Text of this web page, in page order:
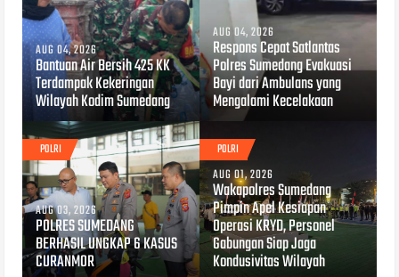
AUG 04, 2026
Bantuan Air Bersih 425 KK
Terdampak Kekeringan
Wilayah Kodim Sumedang
AUG 04, 2026
Respons Cepat Satlantas
Polres Sumedang Evakuasi
Bayi dari Ambulans yang
Mengalami Kecelakaan
POLRI
AUG 03, 2026
POLRES SUMEDANG
BERHASIL UNGKAP 6 KASUS
CURANMOR
POLRI
AUG 01, 2026
Wakapolres Sumedang
Pimpin Apel Kesiapan
Operasi KRYD, Personel
Gabungan Siap Jaga
Kondusivitas Wilayah